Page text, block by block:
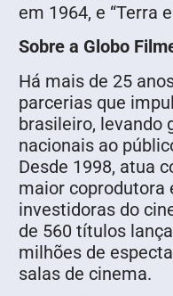
em 1964, e “Terra
Sobre a Globo
Há mais de 25
parcerias que
brasileiro, levando
nacionais ao
Desde 1998, atua
maior coprodutora
investidoras do
de 560 títulos
milhões de
salas de cinema.